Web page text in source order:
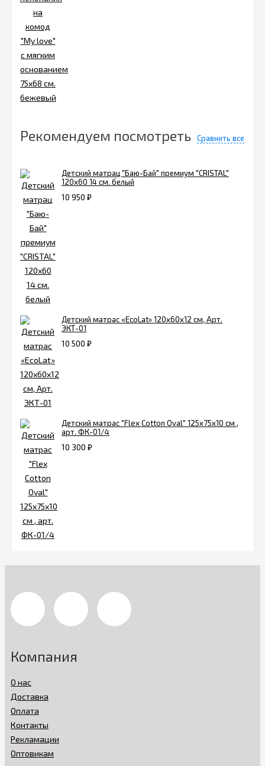
Рекомендуем посмотреть Сравнить все
Детский матрац "Баю-Бай" премиум "CRISTAL"
120х60 14 см. белый
10 950 ₽
Детский матрас «EcoLat» 120х60х12 см, Арт.
ЭКТ-01
10 500 ₽
Детский матрас "Flex Cotton Oval" 125х75х10 см ,
арт. ФК-01/4
10 300 ₽
Компания
О нас
Доставка
Оплата
Контакты
Рекламации
Оптовикам